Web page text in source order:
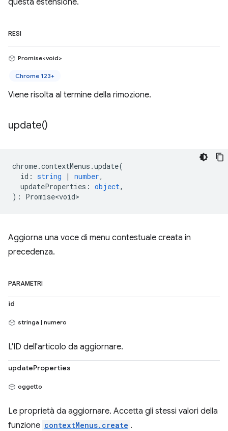
questa estensione.
RESI
Promise<void>
Chrome 123+
Viene risolta al termine della rimozione.
update()
chrome.contextMenus .update(
id : string | number,
updateProperties : object,
) : Promise<void>
Aggiorna una voce di menu contestuale creata in
precedenza.
PARAMETRI
id
stringa | numero
L'ID dell'articolo da aggiornare.
updateProperties
oggetto
Le proprietà da aggiornare. Accetta gli stessi valori della
funzione contextMenus.create .